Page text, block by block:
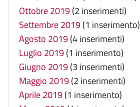
Ottobre 2019(2 inserimenti)
Settembre 2019(1 inserimento)
Agosto 2019(4 inserimenti)
Luglio 2019(1 inserimento)
Giugno 2019(3 inserimenti)
Maggio 2019(2 inserimenti)
Aprile 2019(1 inserimento)